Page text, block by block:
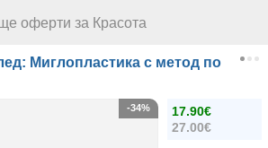
оферти за Красота
Миглопластика с метод по
17.90€
27.00€
-34%